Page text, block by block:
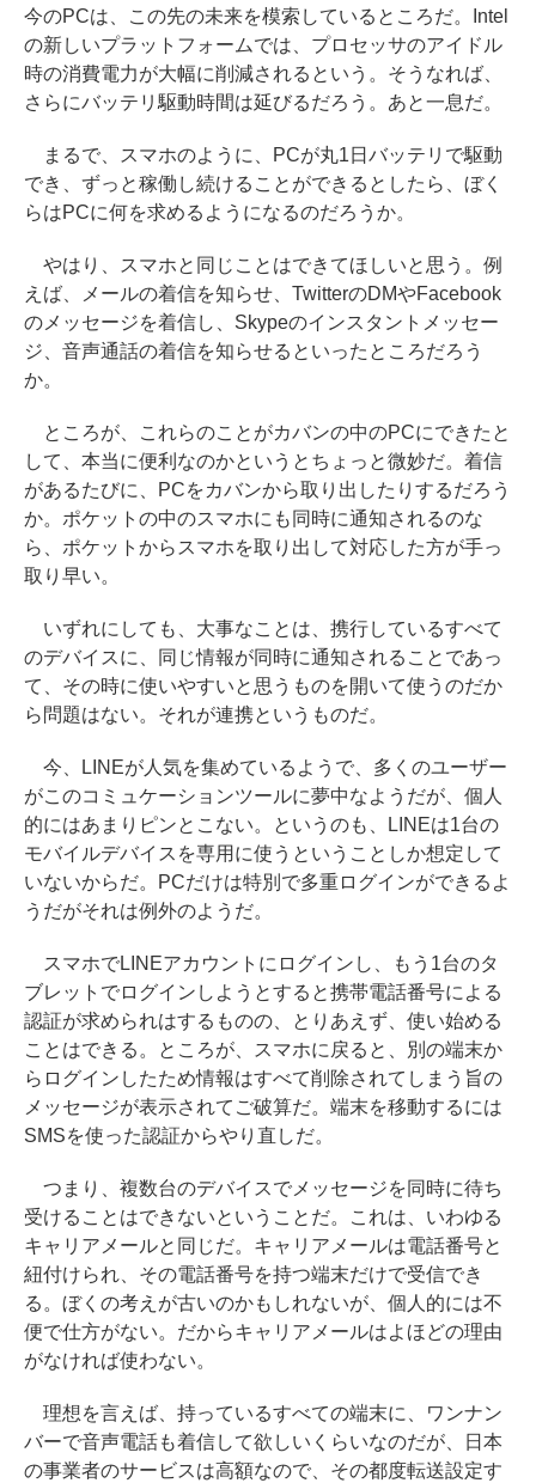
今のPCは、この先の未来を模索しているところだ。Intel
の新しいプラットフォームでは、プロセッサのアイドル
時の消費電力が大幅に削減されるという。そうなれば、
さらにバッテリ駆動時間は延びるだろう。あと一息だ。
まるで、スマホのように、PCが丸1日バッテリで駆動
でき、ずっと稼働し続けることができるとしたら、ぼく
らはPCに何を求めるようになるのだろうか。
やはり、スマホと同じことはできてほしいと思う。例
えば、メールの着信を知らせ、TwitterのDMやFacebook
のメッセージを着信し、Skypeのインスタントメッセー
ジ、音声通話の着信を知らせるといったところだろう
か。
ところが、これらのことがカバンの中のPCにできたと
して、本当に便利なのかというとちょっと微妙だ。着信
があるたびに、PCをカバンから取り出したりするだろう
か。ポケットの中のスマホにも同時に通知されるのな
ら、ポケットからスマホを取り出して対応した方が手っ
取り早い。
いずれにしても、大事なことは、携行しているすべて
のデバイスに、同じ情報が同時に通知されることであっ
て、その時に使いやすいと思うものを開いて使うのだか
ら問題はない。それが連携というものだ。
今、LINEが人気を集めているようで、多くのユーザー
がこのコミュケーションツールに夢中なようだが、個人
的にはあまりピンとこない。というのも、LINEは1台の
モバイルデバイスを専用に使うということしか想定して
いないからだ。PCだけは特別で多重ログインができるよ
うだがそれは例外のようだ。
スマホでLINEアカウントにログインし、もう1台のタ
ブレットでログインしようとすると携帯電話番号による
認証が求められはするものの、とりあえず、使い始める
ことはできる。ところが、スマホに戻ると、別の端末か
らログインしたため情報はすべて削除されてしまう旨の
メッセージが表示されてご破算だ。端末を移動するには
SMSを使った認証からやり直しだ。
つまり、複数台のデバイスでメッセージを同時に待ち
受けることはできないということだ。これは、いわゆる
キャリアメールと同じだ。キャリアメールは電話番号と
紐付けられ、その電話番号を持つ端末だけで受信でき
る。ぼくの考えが古いのかもしれないが、個人的には不
便で仕方がない。だからキャリアメールはよほどの理由
がなければ使わない。
理想を言えば、持っているすべての端末に、ワンナン
バーで音声電話も着信して欲しいくらいなのだが、日本
の事業者のサービスは高額なので、その都度転送設定す